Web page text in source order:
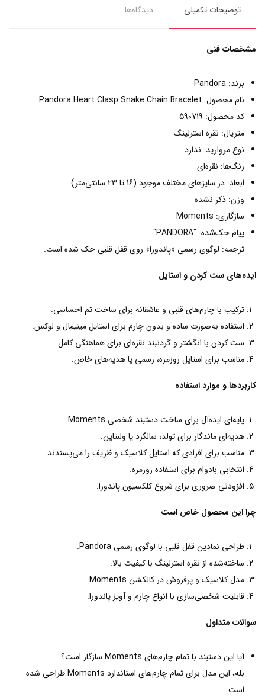
توضیحات تکمیلی دیدگاه‌ها
مشخصات فنی
برند: Pandora
نام محصول: Pandora Heart Clasp Snake Chain Bracelet
کد محصول: 590719
متریال: نقره استرلینگ
نوع مروارید: ندارد
رنگ‌ها: نقره‌ای
ابعاد: در سایزهای مختلف موجود (16 تا 23 سانتی‌متر)
وزن: ذکر نشده
سازگاری: Moments
پیام حک‌شده: "PANDORA"
ترجمه: لوگوی رسمی «پاندورا» روی قفل قلبی حک شده است.
ایده‌های ست کردن و استایل
ترکیب با چارم‌های قلبی و عاشقانه برای ساخت تم احساسی.
استفاده به‌صورت ساده و بدون چارم برای استایل مینیمال و لوکس.
ست کردن با انگشتر و گردنبند نقره‌ای برای هماهنگی کامل.
مناسب برای استایل روزمره، رسمی یا هدیه‌های خاص.
کاربردها و موارد استفاده
پایه‌ای ایده‌آل برای ساخت دستبند شخصی Moments.
هدیه‌ای ماندگار برای تولد، سالگرد یا ولنتاین.
مناسب برای افرادی که استایل کلاسیک و ظریف را می‌پسندند.
انتخابی بادوام برای استفاده روزمره.
افزودنی ضروری برای شروع کلکسیون پاندورا.
چرا این محصول خاص است
طراحی نمادین قفل قلبی با لوگوی رسمی Pandora.
ساخته‌شده از نقره استرلینگ با کیفیت بالا.
مدل کلاسیک و پرفروش در کالکشن Moments.
قابلیت شخصی‌سازی با انواع چارم و آویز پاندورا.
سوالات متداول
آیا این دستبند با تمام چارم‌های Moments سازگار است؟
بله، این مدل برای تمام چارم‌های استاندارد Moments طراحی شده
است.